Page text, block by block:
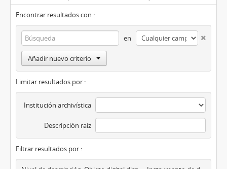
Encontrar resultados con :
en
Añadir nuevo criterio
Limitar resultados por :
Institución archivística
Descripción raíz
Filtrar resultados por :